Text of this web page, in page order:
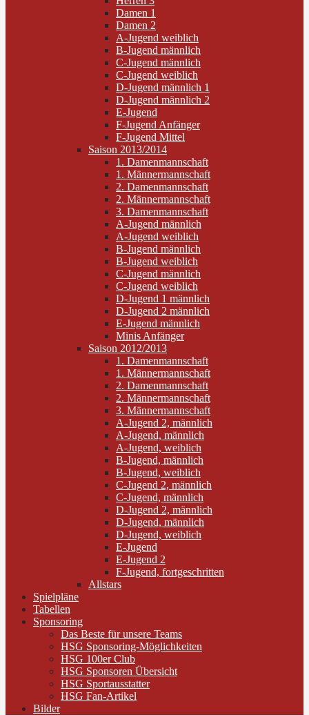
Damen 1
Damen 2
A-Jugend weiblich
B-Jugend männlich
C-Jugend männlich
C-Jugend weiblich
D-Jugend männlich 1
D-Jugend männlich 2
E-Jugend
F-Jugend Anfänger
F-Jugend Mittel
Saison 2013/2014
1. Damenmannschaft
1. Männermannschaft
2. Damenmannschaft
2. Männermannschaft
3. Damenmannschaft
A-Jugend männlich
A-Jugend weiblich
B-Jugend männlich
B-Jugend weiblich
C-Jugend männlich
C-Jugend weiblich
D-Jugend 1 männlich
D-Jugend 2 männlich
E-Jugend männlich
Minis Anfänger
Saison 2012/2013
1. Damenmannschaft
1. Männermannschaft
2. Damenmannschaft
2. Männermannschaft
3. Männermannschaft
A-Jugend 2, männlich
A-Jugend, männlich
A-Jugend, weiblich
B-Jugend, männlich
B-Jugend, weiblich
C-Jugend 2, männlich
C-Jugend, männlich
D-Jugend 2, männlich
D-Jugend, männlich
D-Jugend, weiblich
E-Jugend
E-Jugend 2
F-Jugend, fortgeschritten
Allstars
Spielpläne
Tabellen
Sponsoring
Das Beste für unsere Teams
HSG Sponsoring-Möglichkeiten
HSG 100er Club
HSG Sponsoren Übersicht
HSG Sportausstatter
HSG Fan-Artikel
Bilder